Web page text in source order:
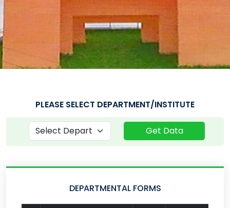
PLEASE SELECT DEPARTMENT/INSTITUTE
Get Data
DEPARTMENTAL FORMS